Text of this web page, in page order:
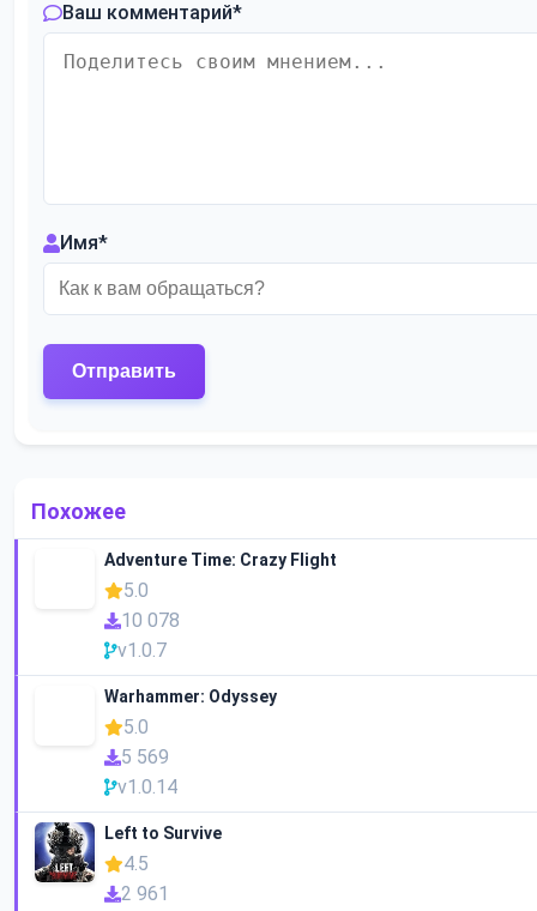
Ваш комментарий*
Имя*
Похожее
Adventure Time: Crazy Flight
5.0
10 078
v1.0.7
Warhammer: Odyssey
5.0
5 569
v1.0.14
Left to Survive
4.5
2 961